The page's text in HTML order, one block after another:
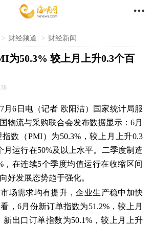

> 财经频道 > 财经新闻
为50.3% 较上月上升0.3个百
月6日电（记者 欧阳洁）国家统计局服
物流与采购联合会发布数据显示：6月
数（PMI）为50.3%，较上月上升0.3
月运行在50%及以上水平。二季度制造
，在连续5个季度均值运行在收缩区间
好发展态势趋于强化。
场需求均有提升，企业生产稳中加快
，6月份新订单指数为51.2%，较上月
新出口订单指数为50.1%，较上月上升